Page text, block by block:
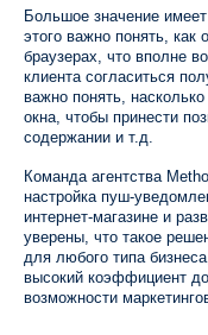
Большое значение
этого важно понять, как
браузерах, что вполне
клиента согласиться
важно понять,
окна, чтобы принести
содержании и т.д.
Команда агентства
настройка пуш-
интернет-магазине и
уверены, что такое
для любого типа
высокий коэффициент
возможности